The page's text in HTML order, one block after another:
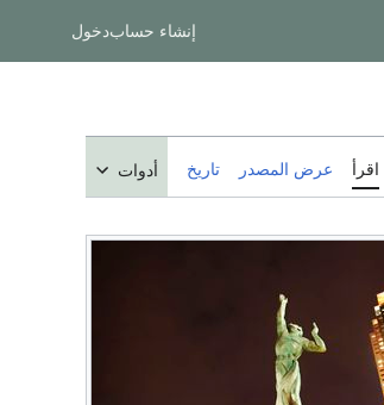
إنشاء حسابدخول
اقرأ عرض المصدر تاريخ أدوات